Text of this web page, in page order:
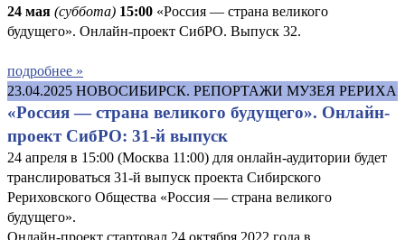
24 мая (суббота) 15:00 «Россия — страна великого
будущего». Онлайн-проект СибРО. Выпуск 32.
подробнее »
23.04.2025 НОВОСИБИРСК. РЕПОРТАЖИ МУЗЕЯ РЕРИХА
«Россия — страна великого будущего». Онлайн-
проект СибРО: 31-й выпуск
24 апреля в 15:00 (Москва 11:00) для онлайн-аудитории будет
транслироваться 31-й выпуск проекта Сибирского
Рериховского Общества «Россия — страна великого
будущего».
Онлайн-проект стартовал 24 октября 2022 года в